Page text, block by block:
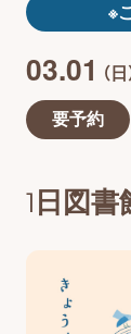
※
03.01 （日
要予約
1日図書